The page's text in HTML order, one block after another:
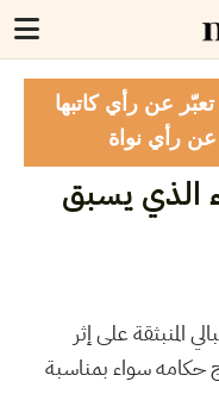
عن رأي كاتبها
عن رأي نواة
الذي يسبق
المنبثقة على إثر
حكامه سواء بمناسبة